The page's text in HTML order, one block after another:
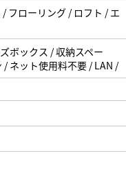
フローリング / ロフト / エ
ボックス / 収納スペー
/ ネット使用料不要 / LAN /